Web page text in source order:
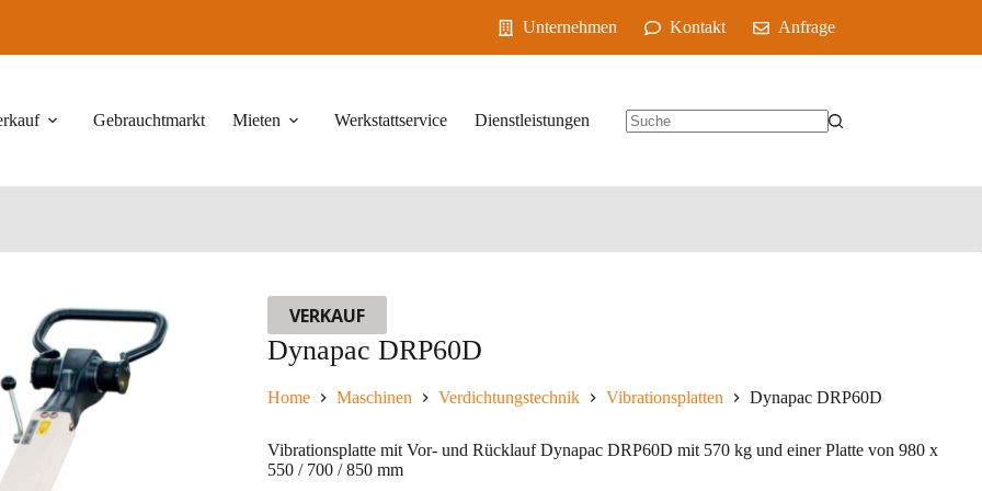
Unternehmen Kontakt Anfrage
Gebrauchtmarkt Mieten Werkstattservice Dienstleistungen
VERKAUF
Dynapac DRP60D
Home Maschinen Verdichtungstechnik Vibrationsplatten Dynapac DRP60D
Vibrationsplatte mit Vor- und Rücklauf Dynapac DRP60D mit 570 kg und einer Platte von 980 x
550 / 700 / 850 mm